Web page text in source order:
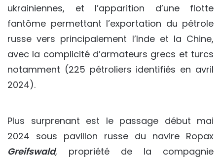
ukrainiennes, et l’apparition d’une flotte
fantôme permettant l’exportation du pétrole
russe vers principalement l’Inde et la Chine,
avec la complicité d’armateurs grecs et turcs
notamment (225 pétroliers identifiés en avril
2024).
Plus surprenant est le passage début mai
2024 sous pavillon russe du navire Ropax
Greifswald, propriété de la compagnie